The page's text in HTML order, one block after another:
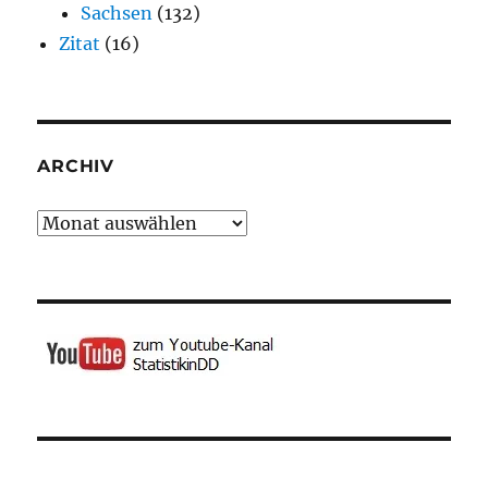
Sachsen (132)
Zitat (16)
ARCHIV
Archiv